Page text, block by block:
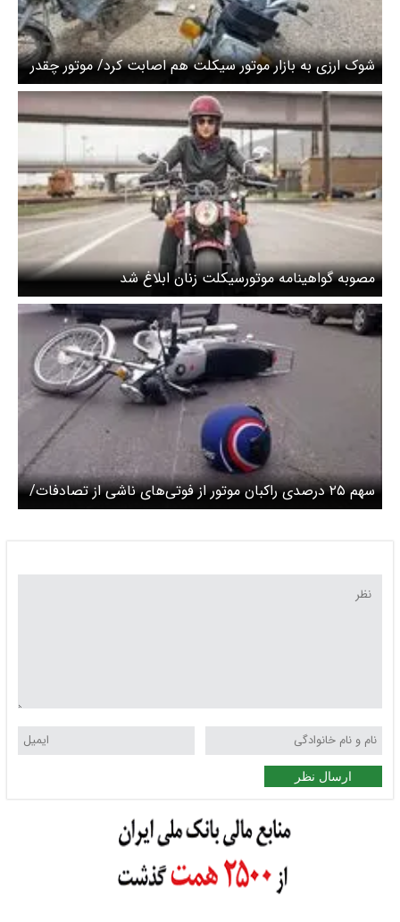
شوک ارزی به بازار موتور سیکلت هم اصابت کرد/ موتور چقدر
گران خواهد شد؟
مصوبه گواهینامه موتورسیکلت زنان ابلاغ شد
سهم ۲۵ درصدی راکبان موتور از فوتی‌های ناشی از تصادفات/
فوت ۱۴ هزار نفر بر اثر تصادفات طی ۸ ماه
ارسال نظر